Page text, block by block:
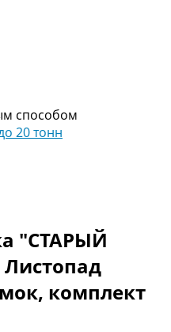
способом
20 тонн
"СТАРЫЙ
комплект